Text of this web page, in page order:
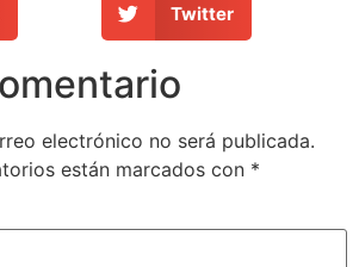
Twitter
electrónico no será publicada.
están marcados con *